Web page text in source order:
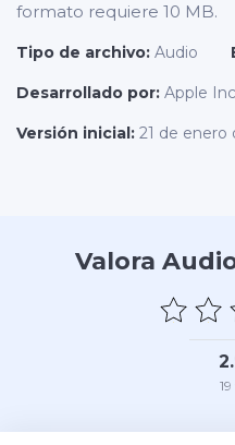
formato requiere 10 MB.
Tipo de archivo: Audio
Desarrollado por: Apple
Versión inicial: 21 de enero
Valora
19